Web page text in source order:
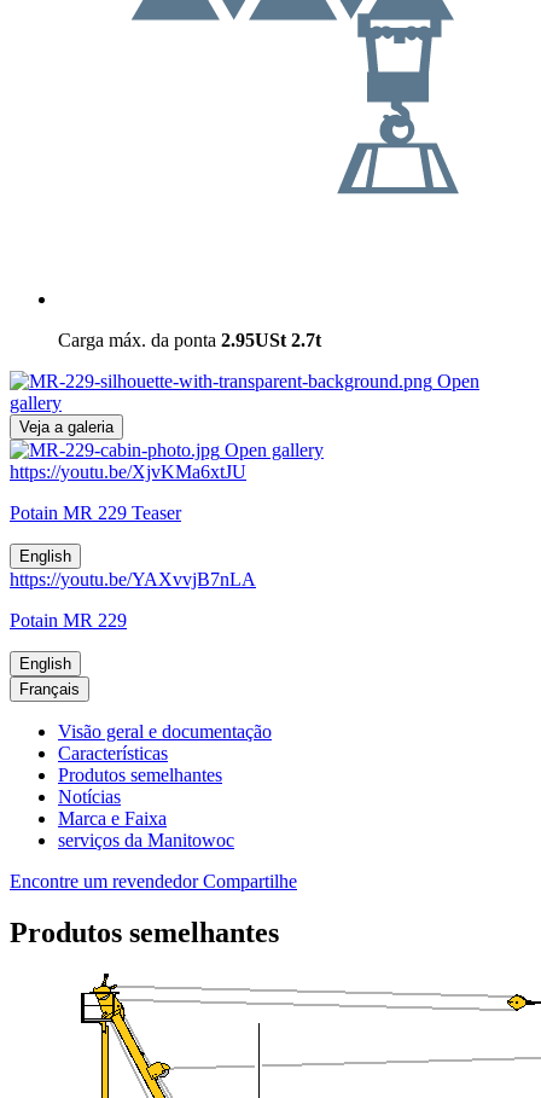
Carga máx. da ponta 2.95USt 2.7t
Open
gallery
Veja a galeria
Open gallery
https://youtu.be/XjvKMa6xtJU
Potain MR 229 Teaser
English
https://youtu.be/YAXvvjB7nLA
Potain MR 229
English
Français
Visão geral e documentação
Características
Produtos semelhantes
Notícias
Marca e Faixa
serviços da Manitowoc
Encontre um revendedor Compartilhe
Produtos semelhantes